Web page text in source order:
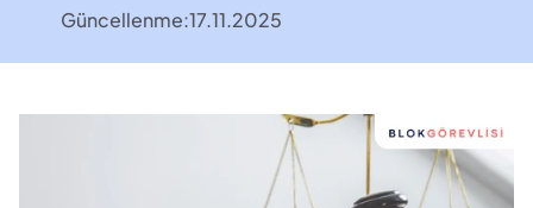
Güncellenme:17.11.2025